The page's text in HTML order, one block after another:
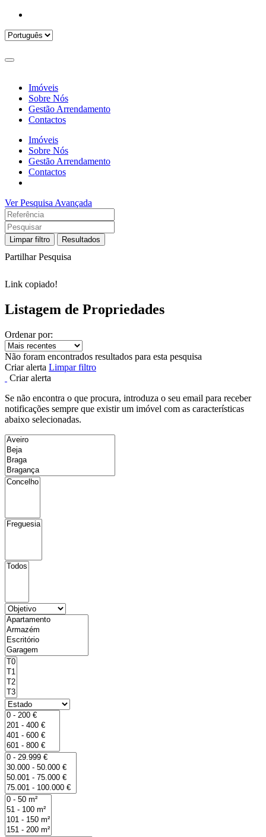
Imóveis
Sobre Nós
Gestão Arrendamento
Contactos
Imóveis
Sobre Nós
Gestão Arrendamento
Contactos
Ver Pesquisa Avançada
Limpar filtro Resultados
Partilhar Pesquisa
Link copiado!
Listagem de Propriedades
Ordenar por:
Não foram encontrados resultados para esta pesquisa
Criar alerta Limpar filtro
Criar alerta
Se não encontra o que procura, introduza o seu email para receber
notificações sempre que existir um imóvel com as características
abaixo selecionadas.